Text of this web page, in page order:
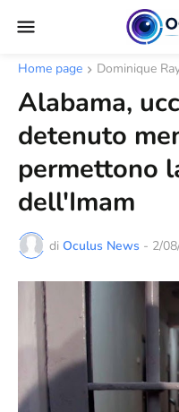
Home page Dominique
Alabama,
detenuto
permettono
dell'Imam
di Oculus News - 2/